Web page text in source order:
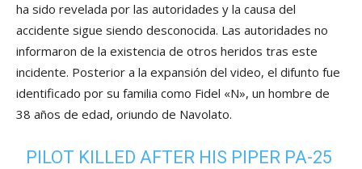
ha sido revelada por las autoridades y la causa del
accidente sigue siendo desconocida. Las autoridades no
informaron de la existencia de otros heridos tras este
incidente. Posterior a la expansión del video, el difunto fue
identificado por su familia como Fidel «N», un hombre de
38 años de edad, oriundo de Navolato.
PILOT KILLED AFTER HIS PIPER PA-25